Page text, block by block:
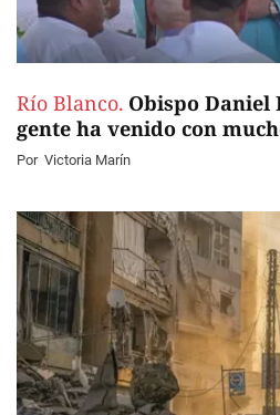
Río Blanco. Obispo Daniel
gente ha venido con
Por Victoria Marín